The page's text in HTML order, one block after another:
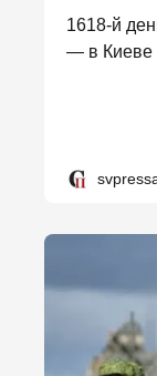
1618-й
— в Киеве